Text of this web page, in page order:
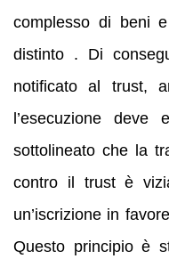
complesso di beni
distinto . Di
notificato al trust,
l’esecuzione
sottolineato che la
contro il trust è
un’iscrizione in
Questo principio è